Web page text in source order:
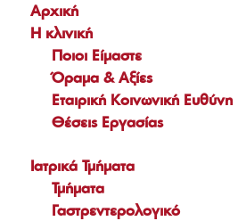
210 8236723
Επισκεπτηρίου
24 - Κυψέλη
Αρχική
Η κλινική
Ποιοι Είμαστε
Όραμα & Αξίες
Εταιρική Κοινωνική Ευθύνη
Θέσεις Εργασίας
Ιατρικά Τμήματα
Τμήματα
Γαστρεντερολογικό